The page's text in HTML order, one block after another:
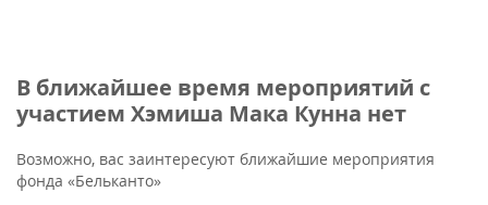
В ближайшее время мероприятий с
участием Хэмиша Мака Кунна нет
Возможно, вас заинтересуют ближайшие мероприятия
фонда «Бельканто»